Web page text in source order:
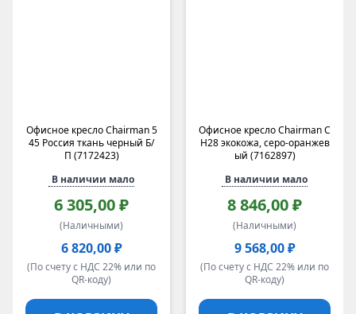
Офисное кресло Chairman 5
45 Россия ткань черный Б/
П (7172423)
В наличии мало
6 305,00 ₽
(Наличными)
6 820,00 ₽
(По счету с НДС 22% или по
QR-коду)
Офисное кресло Chairman C
H28 экокожа, серо-оранжев
ый (7162897)
В наличии мало
8 846,00 ₽
(Наличными)
9 568,00 ₽
(По счету с НДС 22% или по
QR-коду)